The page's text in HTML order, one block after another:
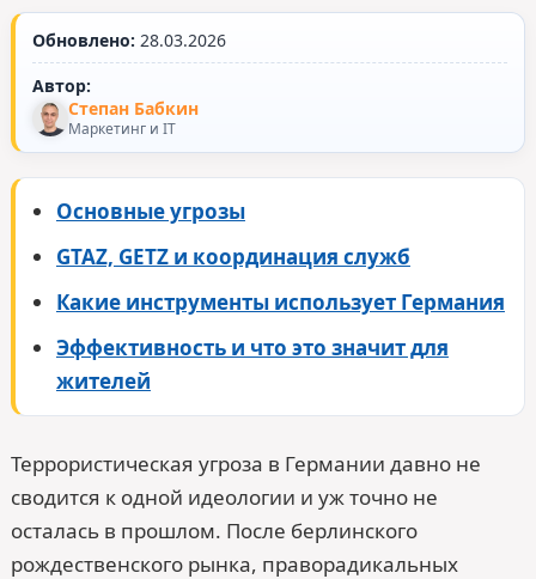
Обновлено: 28.03.2026
Автор:
Степан Бабкин
Маркетинг и IT
Основные угрозы
GTAZ, GETZ и координация служб
Какие инструменты использует Германия
Эффективность и что это значит для
жителей
Террористическая угроза в Германии давно не
сводится к одной идеологии и уж точно не
осталась в прошлом. После берлинского
рождественского рынка, праворадикальных